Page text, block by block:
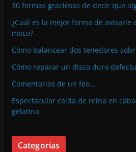
30 formas graciosas de decir que
¿Cuál es la mejor forma de avisarle
moco?
Cómo balancear dos tenedores
Cómo reparar un disco duro
Comentarios de un feo...
Espectacular caída de reina en
gelatina
Categorías